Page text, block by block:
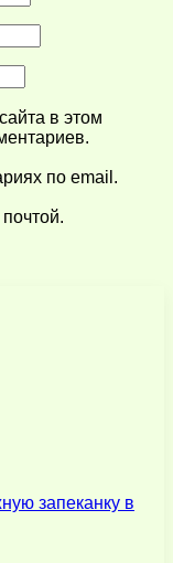
в этом
по email.
запеканку в